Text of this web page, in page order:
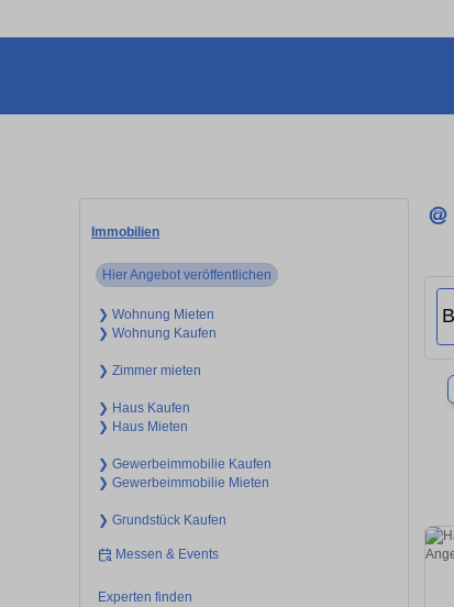
Immobilien
Hier Angebot veröffentlichen
❯ Wohnung Mieten
❯ Wohnung Kaufen
❯ Zimmer mieten
❯ Haus Kaufen
❯ Haus Mieten
❯ Gewerbeimmobilie Kaufen
❯ Gewerbeimmobilie Mieten
❯ Grundstück Kaufen
Messen & Events
Experten finden